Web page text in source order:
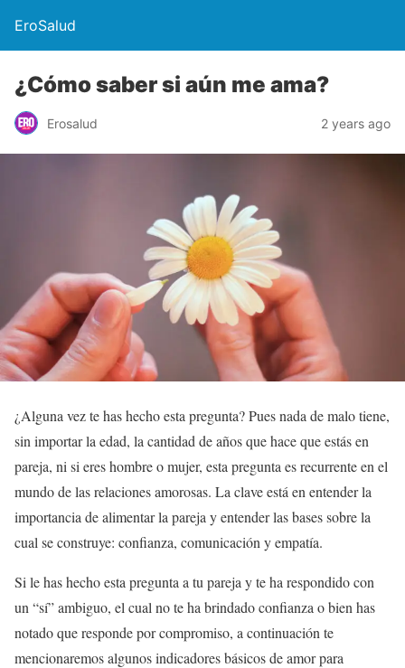
EroSalud
¿Cómo saber si aún me ama?
Erosalud 2 years ago
¿Alguna vez te has hecho esta pregunta? Pues nada de malo tiene,
sin importar la edad, la cantidad de años que hace que estás en
pareja, ni si eres hombre o mujer, esta pregunta es recurrente en el
mundo de las relaciones amorosas. La clave está en entender la
importancia de alimentar la pareja y entender las bases sobre la
cual se construye: confianza, comunicación y empatía.
Si le has hecho esta pregunta a tu pareja y te ha respondido con
un “sí” ambiguo, el cual no te ha brindado confianza o bien has
notado que responde por compromiso, a continuación te
mencionaremos algunos indicadores básicos de amor para